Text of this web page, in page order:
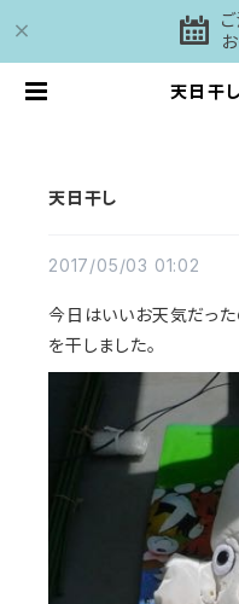
天日干
天日干し
2017/05/03 01:02
今日はいいお天気だった
を干しました。